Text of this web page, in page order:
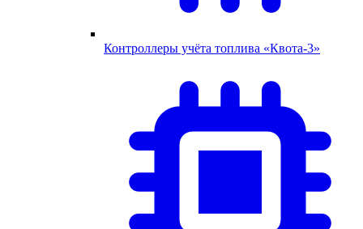
Контроллеры учёта топлива «Квота-3»